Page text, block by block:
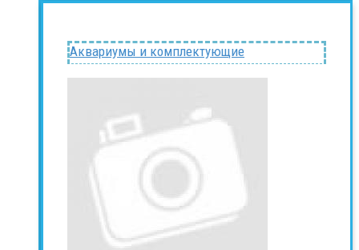
Аквариумы и комплектующие